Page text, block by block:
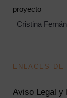
proyecto
Cristina
ENLACES DE
Aviso Legal y